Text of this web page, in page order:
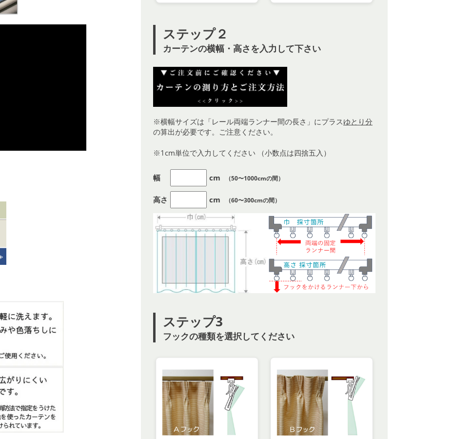
ステップ２
カーテンの横幅・高さを入力して下さい
※横幅サイズは「レール両端ランナー間の長さ」にプラスゆとり分
の算出が必要です。ご注意ください。
※1cm単位で入力してください （小数点は四捨五入）
幅 cm （50〜1000cmの間）
高さ cm （60〜300cmの間）
ステップ3
フックの種類を選択してください